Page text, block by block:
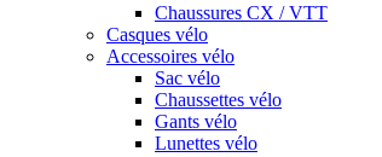
Chaussures CX / VTT
Casques vélo
Accessoires vélo
Sac vélo
Chaussettes vélo
Gants vélo
Lunettes vélo